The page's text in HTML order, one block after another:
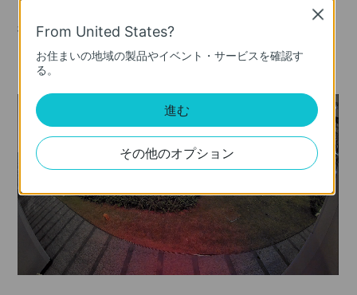
従来の白色ライトよりも目立つ赤青ライトと音声ア
ラームを組み合わせて警告を発することで、より高
い防犯効果を実現します。
From United States?
お住まいの地域の製品やイベント・サービスを確認す
る。
進む
その他のオプション
Close